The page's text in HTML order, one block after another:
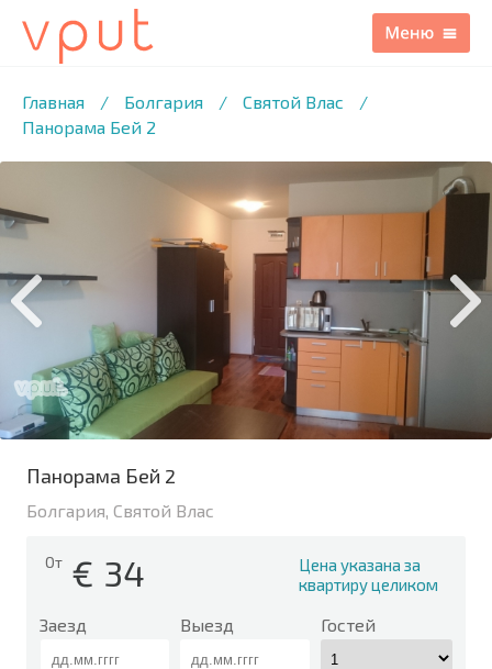
Главная / Болгария / Святой Влас
/
Панорама Бей 2
/6 ФОТО
Панорама Бей 2
Болгария, Святой Влас
От € 34
Цена указана за
квартиру целиком
Заезд Выезд Гостей